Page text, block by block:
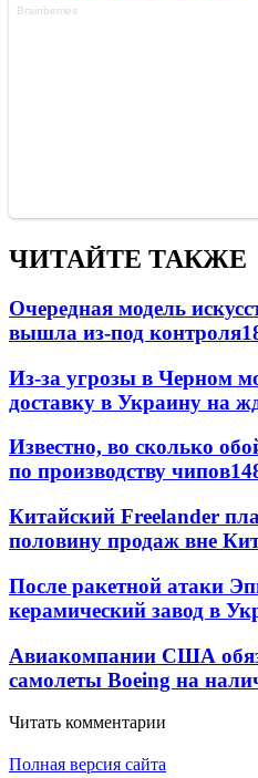
ЧИТАЙТЕ ТАКЖЕ
Очередная модель
вышла из-под контроля
Из-за угрозы в Черном
доставку в Украину на
Известно, во сколько
по производству чипов
Китайский Freelander
половину продаж вне
После ракетной атаки
керамический завод в
Авиакомпании США
самолеты Boeing на
Читать комментарии
Полная версия сайта